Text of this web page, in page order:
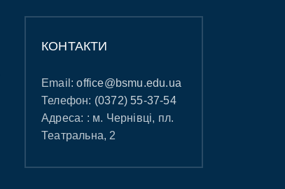
КОНТАКТИ
Email:office@bsmu.edu.ua
Телефон: (0372) 55-37-54
Адреса: : м. Чернівці, пл.
Театральна, 2